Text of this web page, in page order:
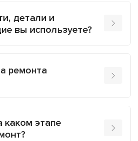
детали и
вы используете?
ремонта
каком этапе